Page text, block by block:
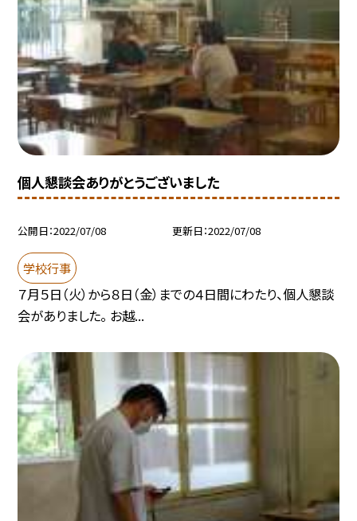
個人懇談会ありがとうございました
公開日 2022/07/08 更新日 2022/07/08
学校行事
７月５日（火）から８日（金）までの４日間にわたり、個人懇談
会がありました。 お越...